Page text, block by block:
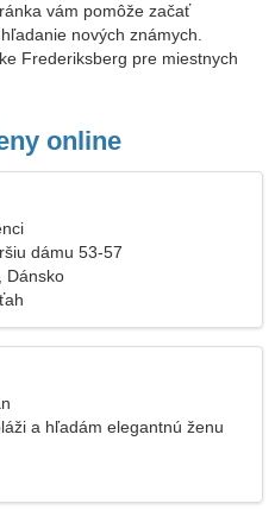
vám pomôže začať
nových známych.
Frederiksberg pre miestnych
online
dámu 53-57
Dánsko
a hľadám elegantnú ženu